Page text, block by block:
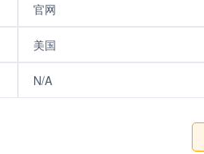
官网
美国
N/A